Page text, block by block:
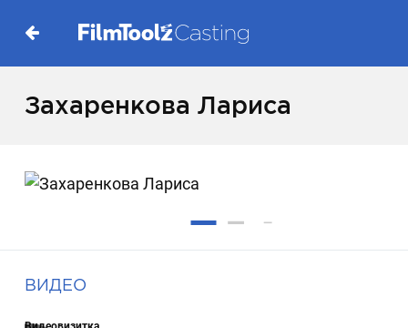
Захаренкова Лариса
ВИДЕО